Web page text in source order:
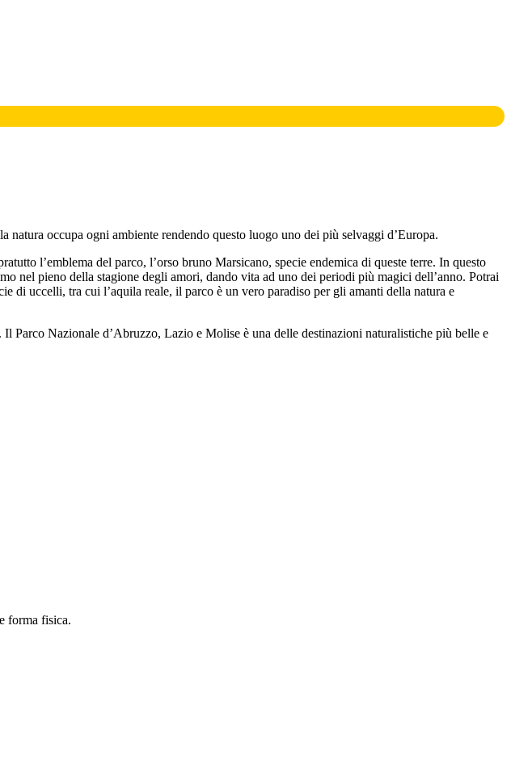
occupa ogni ambiente rendendo questo luogo uno dei più selvaggi d’Europa.
l’emblema del parco, l’orso bruno Marsicano, specie endemica di queste terre. In questo
nel pieno della stagione degli amori, dando vita ad uno dei periodi più magici dell’anno. Potrai
di uccelli, tra cui l’aquila reale, il parco è un vero paradiso per gli amanti della natura e
Parco Nazionale d’Abruzzo, Lazio e Molise è una delle destinazioni naturalistiche più belle e
forma fisica.